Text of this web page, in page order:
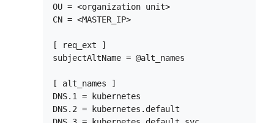
OU = <organization unit>
CN = <MASTER_IP>
[ req_ext ]
subjectAltName = @alt_names
[ alt_names ]
DNS.1 = kubernetes
DNS.2 = kubernetes.default